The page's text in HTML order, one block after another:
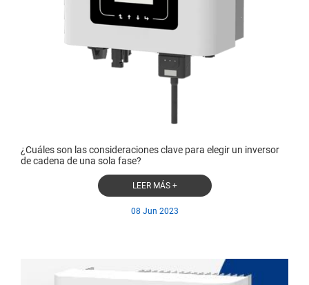
¿Cuáles son las consideraciones clave para elegir un inversor
de cadena de una sola fase?
LEER MÁS +
08 Jun 2023